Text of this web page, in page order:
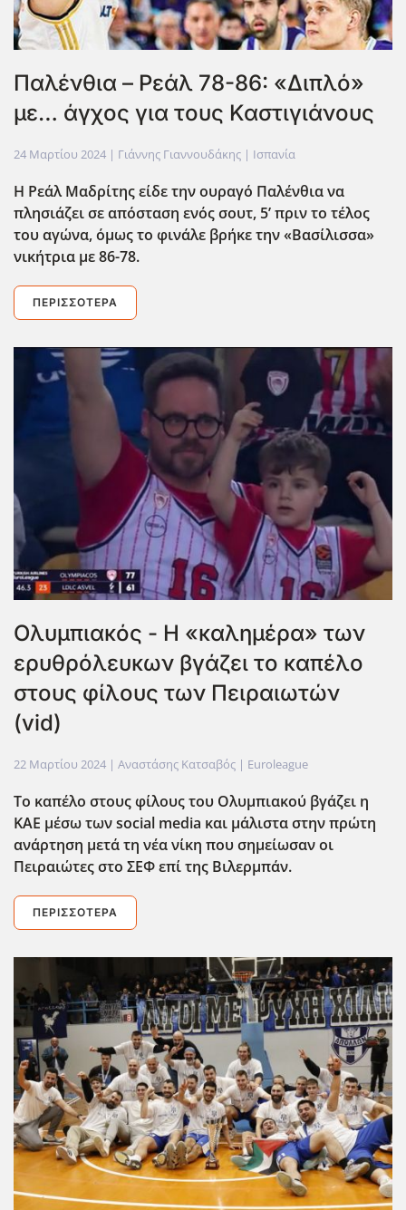
Παλένθια – Ρεάλ 78-86: «Διπλό»
με… άγχος για τους Καστιγιάνους
24 Μαρτίου 2024 | Γιάννης Γιαννουδάκης | Ισπανία
Η Ρεάλ Μαδρίτης είδε την ουραγό Παλένθια να
πλησιάζει σε απόσταση ενός σουτ, 5’ πριν το τέλος
του αγώνα, όμως το φινάλε βρήκε την «Βασίλισσα»
νικήτρια με 86-78.
ΠΕΡΙΣΣΌΤΕΡΑ
Ολυμπιακός - Η «καλημέρα» των
ερυθρόλευκων βγάζει το καπέλο
στους φίλους των Πειραιωτών
(vid)
22 Μαρτίου 2024 | Αναστάσης Κατσαβός | Euroleague
Το καπέλο στους φίλους του Ολυμπιακού βγάζει η
ΚΑΕ μέσω των social media και μάλιστα στην πρώτη
ανάρτηση μετά τη νέα νίκη που σημείωσαν οι
Πειραιώτες στο ΣΕΦ επί της Βιλερμπάν.
ΠΕΡΙΣΣΌΤΕΡΑ